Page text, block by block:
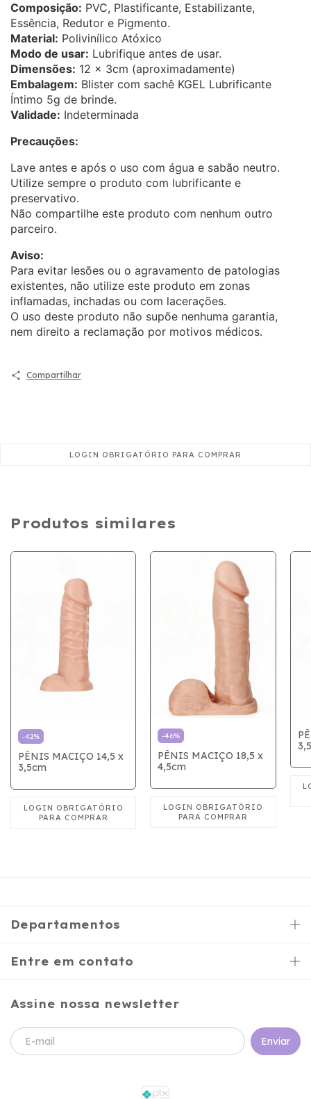
Composição: PVC, Plastificante, Estabilizante,
Essência, Redutor e Pigmento.
Material: Polivinílico Atóxico
Modo de usar: Lubrifique antes de usar.
Dimensões: 12 x 3cm (aproximadamente)
Embalagem: Blister com sachê KGEL Lubrificante
Íntimo 5g de brinde.
Validade: Indeterminada
Precauções:
Lave antes e após o uso com água e sabão neutro.
Utilize sempre o produto com lubrificante e
preservativo.
Não compartilhe este produto com nenhum outro
parceiro.
Aviso:
Para evitar lesões ou o agravamento de patologias
existentes, não utilize este produto em zonas
inflamadas, inchadas ou com lacerações.
O uso deste produto não supõe nenhuma garantia,
nem direito a reclamação por motivos médicos.
Compartilhar
Produtos similares
-42%
PÊNIS MACIÇO 14,5 x
3,5cm
-46%
PÊNIS MACIÇO 18,5 x
4,5cm
Departamentos
Entre em contato
Assine nossa newsletter